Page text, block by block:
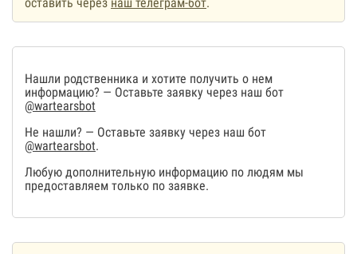
Нашли родственника и хотите получить о нем
информацию? — Оставьте заявку через наш бот
@wartearsbot
Не нашли? — Оставьте заявку через наш бот
@wartearsbot.
Любую дополнительную информацию по людям мы
предоставляем только по заявке.